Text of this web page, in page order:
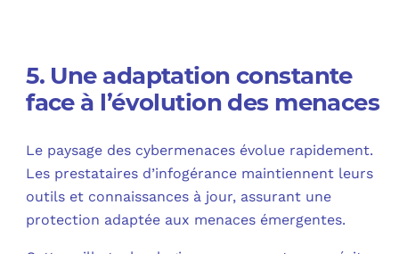
5. Une adaptation constante
face à l’évolution des menaces
Le paysage des cybermenaces évolue rapidement.
Les prestataires d’infogérance maintiennent leurs
outils et connaissances à jour, assurant une
protection adaptée aux menaces émergentes.